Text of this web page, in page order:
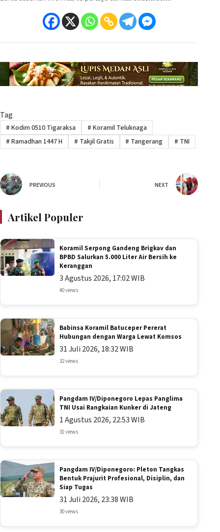
Tag
# Kodim 0510 Tigaraksa # Koramil Teluknaga
# Ramadhan 1447 H # Takjil Gratis # Tangerang # TNI
PREVIOUS NEXT
Artikel Populer
Koramil Serpong Gandeng Brigkav dan
BPBD Salurkan 5.000 Liter Air Bersih ke
Keranggan
3 Agustus 2026, 17:02 WIB
40 views
Babinsa Koramil Batuceper Pererat
Hubungan dengan Warga Lewat Komsos
31 Juli 2026, 18:32 WIB
32 views
Pangdam IV/Diponegoro Lepas Panglima
TNI Usai Rangkaian Kunker di Jateng
1 Agustus 2026, 22:53 WIB
31 views
Pangdam IV/Diponegoro: Pleton Tangkas
Bentuk Prajurit Profesional, Disiplin, dan
Siap Tugas
31 Juli 2026, 23:38 WIB
30 views